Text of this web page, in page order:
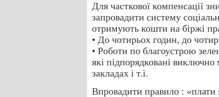
Для часткової компенсації
запровадити систему
отримують кошти на біржі
• До чотирьох годин, до
• Роботи по благоустрою
які підпорядковані
закладах і т.і.
Впровадити правило :